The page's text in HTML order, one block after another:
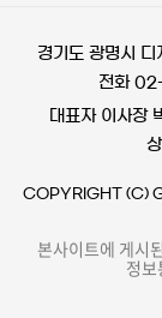
경기도 광명시
전화
대표자 이사장
COPYRIGHT (C)
본사이트에 게시
정